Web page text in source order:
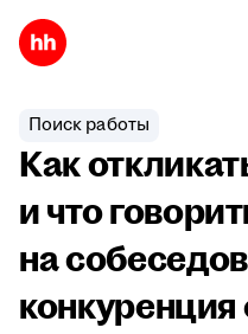
Поиск работы
Как
и что
на